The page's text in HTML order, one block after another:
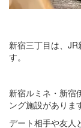
新宿三丁目は、
す。
新宿ルミネ・新宿
ング施設がありま
デート相手や友人